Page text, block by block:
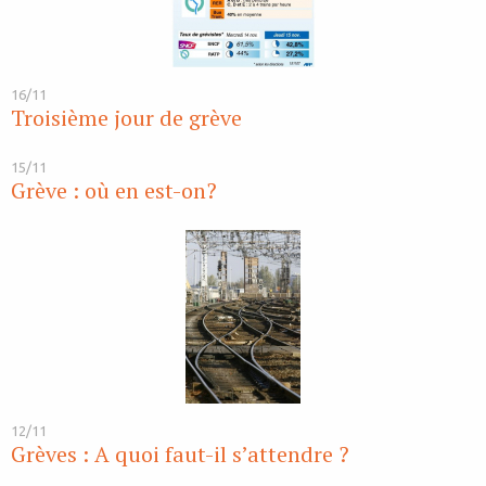
16/11
Troisième jour de grève
15/11
Grève : où en est-on?
12/11
Grèves : A quoi faut-il s’attendre ?